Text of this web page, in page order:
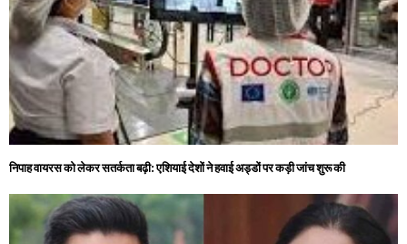
निपाह वायरस को लेकर सतर्कता बढ़ी: एशियाई देशों ने हवाई अड्डों पर कड़ी जांच शुरू की